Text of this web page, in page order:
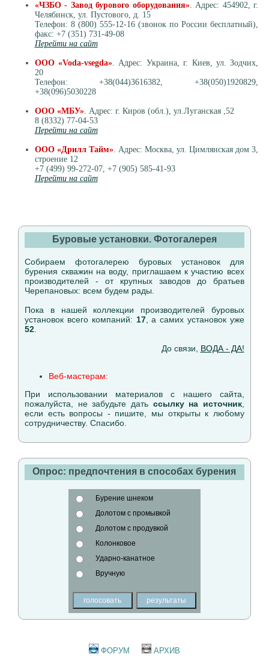
«ЧЗБО - Завод бурового оборудования». Адрес: 454902, г.
Челябинск, ул. Пустового, д. 15
Телефон: 8 (800) 555-12-16 (звонок по России бесплатный),
факс: +7 (351) 731-49-08
Перейти на сайт
OOO «Voda-vsegda». Адрес: Украина, г. Киев, ул. Зодчих,
20
Телефон: +38(044)3616382, +38(050)1920829,
+38(096)5030228
ООО «МБУ». Адрес: г. Киров (обл.), ул.Луганская ,52
8 (8332) 77-04-53
Перейти на сайт
ООО «Дрилл Тайм». Адрес: Москва, ул. Цимлянская дом 3,
строение 12
+7 (499) 99-272-07, +7 (905) 585-41-93
Перейти на сайт
Буровые установки. Фотогалерея
Собираем фотогалерею буровых установок для
бурения скважин на воду, приглашаем к участию всех
производителей - от крупных заводов до братьев
Черепановых: всем будем рады.
Пока в нашей коллекции производителей буровых
установок всего компаний: 17, а самих установок уже
52
До связи, ВОДА - ДА!
Веб-мастерам:
При использовании материалов с нашего сайта,
пожалуйста, не забудьте дать ссылку на источник,
если есть вопросы - пишите, мы открыты к любому
сотрудничеству. Спасибо.
Опрос: предпочтения в способах бурения
Бурение шнеком
Долотом с промывкой
Долотом с продувкой
Колонковое
Ударно-канатное
Вручную
ФОРУМ АРХИВ